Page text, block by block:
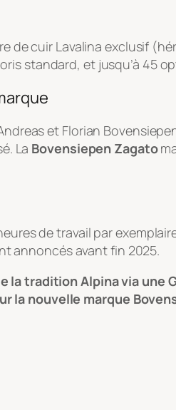
de cuir Lavalina exclusif
standard, et jusqu’à 45
et Florian
La Bovensiepen Zagato
de travail par
annoncés avant fin 2025.
la tradition Alpina via une
nouvelle marque